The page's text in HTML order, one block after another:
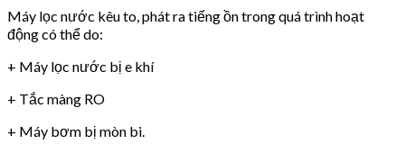
Máy lọc nước kêu to, phát ra tiếng ồn trong quá trình hoạt
động có thể do:
+ Máy lọc nước bị e khí
+ Tắc màng RO
+ Máy bơm bị mòn bi.